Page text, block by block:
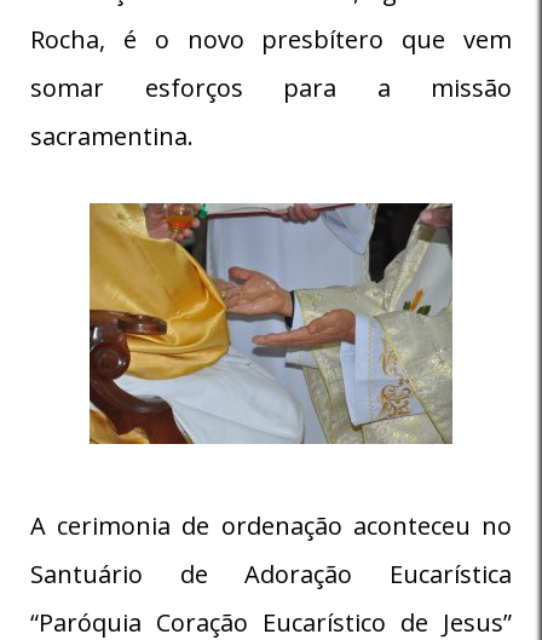
Rocha, é o novo presbítero que vem
somar esforços para a missão
sacramentina.
A cerimonia de ordenação aconteceu no
Santuário de Adoração Eucarística
“Paróquia Coração Eucarístico de Jesus”